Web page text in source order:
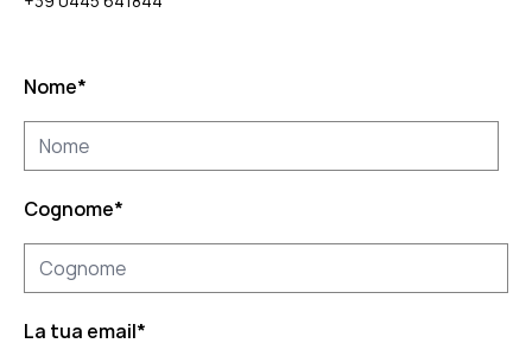
Nome*
Cognome*
La tua email*